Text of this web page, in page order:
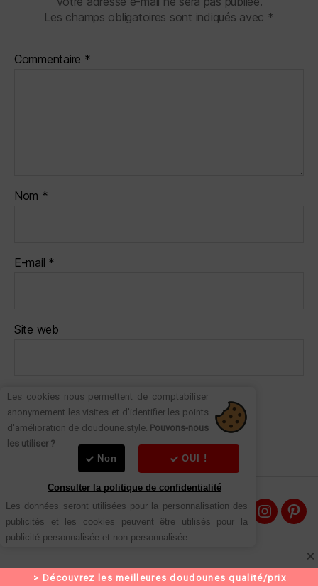
Les champs obligatoires sont indiqués avec *
Commentaire *
Nom *
E-mail *
Site web
A propos
Contact
sur
OUI !
Les cookies nous permettent de comptabiliser
anonymement les visites et d'identifier les points
d'amélioration de doudoune.style. Pouvons-nous
les utiliser ?
Consulter la politique de confidentialité
Non
Les données seront utilisées pour la personnalisation des
publicités et les cookies peuvent être utilisés pour la
publicité personnalisée et non personnalisée.
> Découvrez les meilleures doudounes qualité/prix